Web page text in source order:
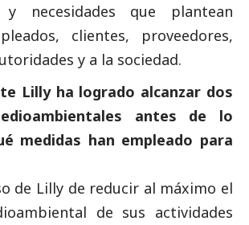
y necesidades que plantean
clientes, proveedores,
y a la sociedad.
Lilly ha logrado alcanzar dos
antes de lo
medidas han empleado para
de Lilly de reducir al máximo el
de sus actividades